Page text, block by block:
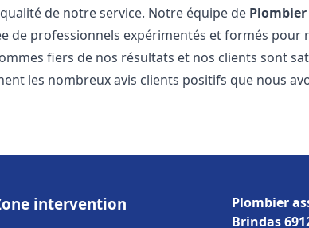
de notre service. Notre équipe de
de professionnels expérimentés et formés pour
fiers de nos résultats et nos clients sont
les nombreux avis clients positifs que nous
intervention
Plombier
Brindas